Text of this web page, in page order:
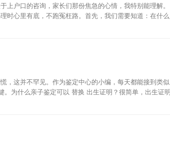
户口的咨询，家长们那份焦急的心情，我特别能理解。
时心里有底，不跑冤枉路。首先，我们需要知道：在什么
，这并不罕见。作为鉴定中心的小编，每天都能接到类似
为什么亲子鉴定可以 替换 出生证明？很简单，出生证